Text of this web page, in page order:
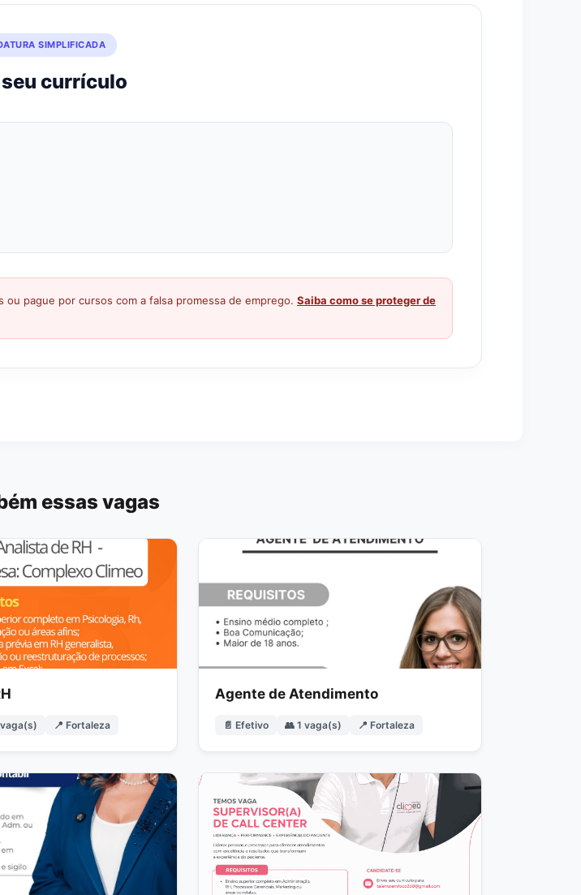
SIMPLIFICADA
currículo
pague por cursos com a falsa promessa de emprego. Saiba como se proteger de
essas vagas
vaga(s) 📍 Fortaleza
Agente de Atendimento
📄 Efetivo 👥 1 vaga(s) 📍 Fortaleza